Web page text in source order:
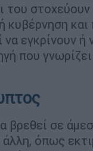
του
κυβέρνηση
εγκρίνουν
που
βρεθεί σε
όπως